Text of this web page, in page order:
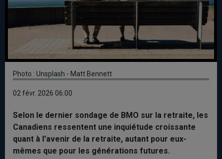
Photo : Unsplash - Matt Bennett
02 févr. 2026 06:00
Selon le dernier sondage de BMO sur la retraite, les
Canadiens ressentent une inquiétude croissante
quant à l'avenir de la retraite, autant pour eux-
mêmes que pour les générations futures.